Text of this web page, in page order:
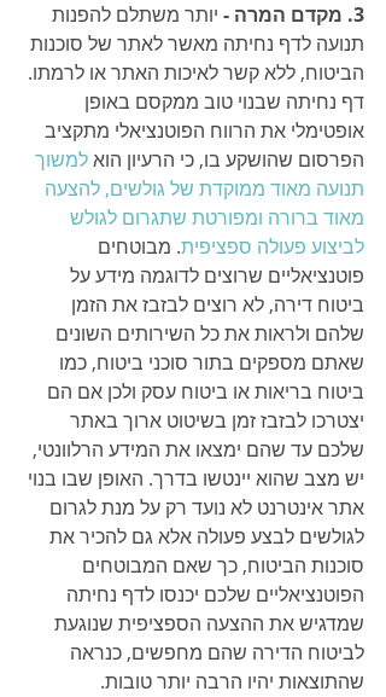
3. מקדם המרה -
יותר משתלם להפנות
תנועה לדף נחיתה מאשר לאתר של סוכנות
הביטוח, ללא קשר לאיכות האתר או לרמתו.
דף נחיתה שבנוי טוב ממקסם באופן
אופטימלי את הרווח הפוטנציאלי מתקציב
הפרסום שהושקע בו, כי הרעיון הוא למשוך
תנועה מאוד ממוקדת של גולשים, להצעה
מאוד ברורה ומפורטת שתגרום לגולש
לביצוע פעולה ספציפית. מבוטחים
פוטנציאליים שרוצים לדוגמה מידע על
ביטוח דירה, לא רוצים לבזבז את הזמן
שלהם ולראות את כל השירותים השונים
שאתם מספקים בתור סוכני ביטוח, כמו
ביטוח בריאות או ביטוח עסק ולכן אם הם
יצטרכו לבזבז זמן בשיטוט ארוך באתר
שלכם עד שהם ימצאו את המידע הרלוונטי,
יש מצב שהוא יינטשו בדרך. האופן שבו בנוי
אתר אינטרנט לא נועד רק על מנת לגרום
לגולשים לבצע פעולה אלא גם להכיר את
סוכנות הביטוח, כך שאם המבוטחים
הפוטנציאליים שלכם יכנסו לדף נחיתה
שמדגיש את ההצעה הספציפית שנוגעת
לביטוח הדירה שהם מחפשים, כנראה
שהתוצאות יהיו הרבה יותר טובות.